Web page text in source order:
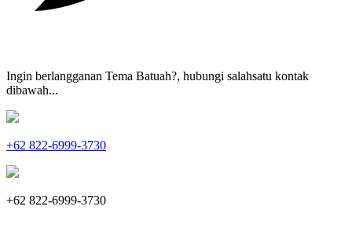
Ingin berlangganan Tema Batuah?, hubungi salahsatu kontak
dibawah...
+62 822-6999-3730
+62 822-6999-3730